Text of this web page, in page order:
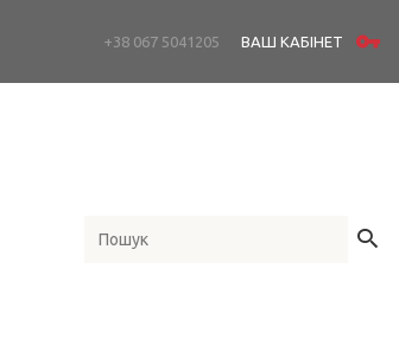
+38 067 5041205 ВАШ КАБІНЕТ